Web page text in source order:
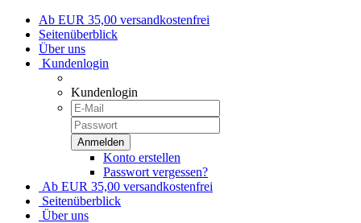
Ab EUR 35,00 versandkostenfrei
Seitenüberblick
Über uns
Kundenlogin
Kundenlogin
Konto erstellen
Passwort vergessen?
Ab EUR 35,00 versandkostenfrei
Seitenüberblick
Über uns